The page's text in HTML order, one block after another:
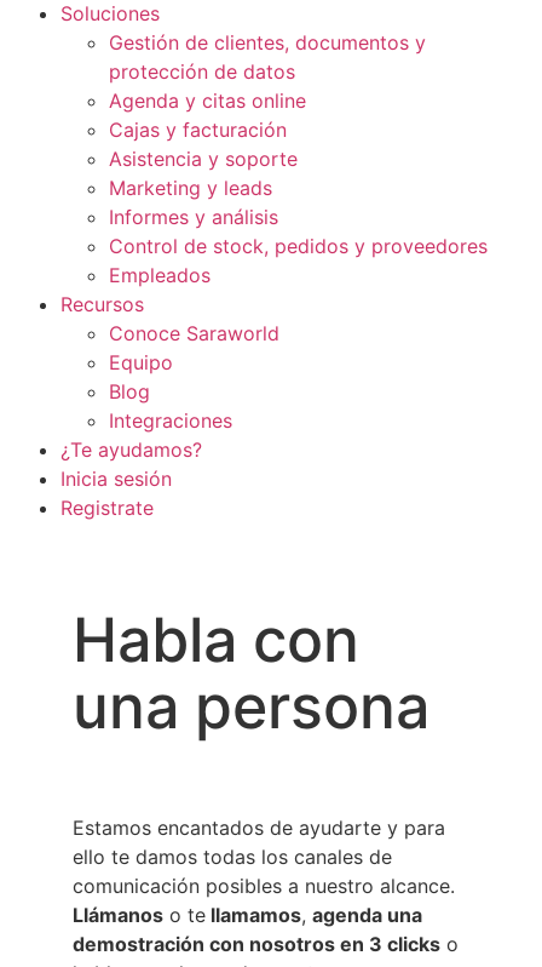
Soluciones
Gestión de clientes, documentos y
protección de datos
Agenda y citas online
Cajas y facturación
Asistencia y soporte
Marketing y leads
Informes y análisis
Control de stock, pedidos y proveedores
Empleados
Recursos
Conoce Saraworld
Equipo
Blog
Integraciones
¿Te ayudamos?
Inicia sesión
Registrate
Habla con
una persona
Estamos encantados de ayudarte y para
ello te damos todas los canales de
comunicación posibles a nuestro alcance.
Llámanos o te llamamos, agenda una
demostración con nosotros en 3 clicks o